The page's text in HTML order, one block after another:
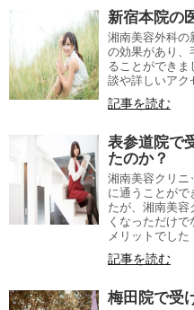
新宿本院の
湘南美容外科の
の効果があり、
ることができま
談や詳しいアク
記事を読む
表参道院で
たのか？
湘南美容クリニ
に通うことがで
たが、湘南美容
くなっただけ
メリットでした
記事を読む
梅田院で受